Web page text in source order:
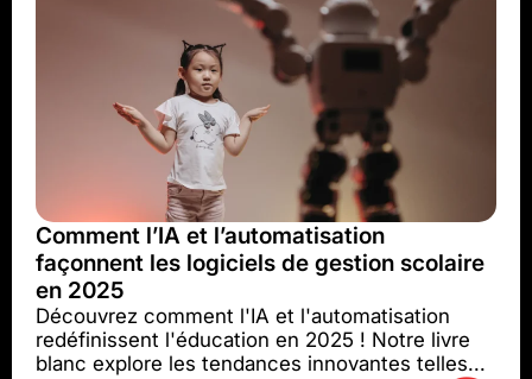
Comment l’IA et l’automatisation
façonnent les logiciels de gestion scolaire
en 2025
Découvrez comment l'IA et l'automatisation
redéfinissent l'éducation en 2025 ! Notre livre
blanc explore les tendances innovantes telles...